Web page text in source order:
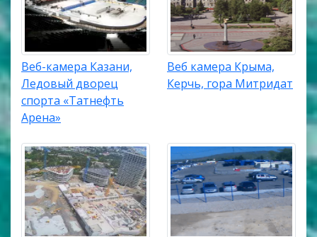
Веб-камера Казани,
Ледовый дворец
спорта «Татнефть
Арена»
Веб камера Крыма,
Керчь, гора Митридат